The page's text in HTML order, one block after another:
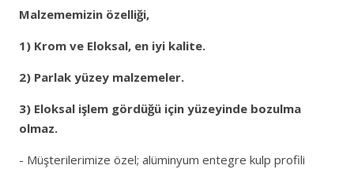
Malzememizin özelliği,
1) Krom ve Eloksal, en iyi kalite.
2) Parlak yüzey malzemeler.
3) Eloksal işlem gördüğü için yüzeyinde bozulma
olmaz.
- Müşterilerimize özel; alüminyum entegre kulp profili